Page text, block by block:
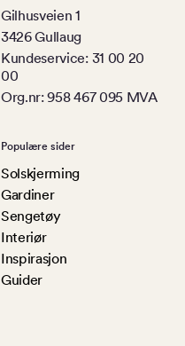
Gilhusveien 1
3426 Gullaug
Kundeservice: 31 00 20
00
Org.nr: 958 467 095 MVA
Populære sider
Solskjerming
Gardiner
Sengetøy
Interiør
Inspirasjon
Guider